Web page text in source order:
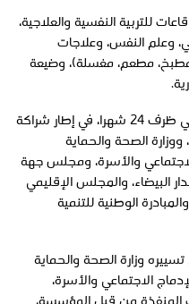
للتربية النفسية والعلاجية،
وعلم النفس، وعلاجات
مطعم، مغسلة)، وضيعة
وسيمول هذا المشروع، الذي سينجز في ظرف 24 شهرا، في إطار شراكة
الصحة والحماية
والأسرة، ومجلس جهة
البيضاء، والمجلس الإقليمي
الوطنية للتنمية
وزارة الصحة والحماية
الاجتماعي والأسرة،